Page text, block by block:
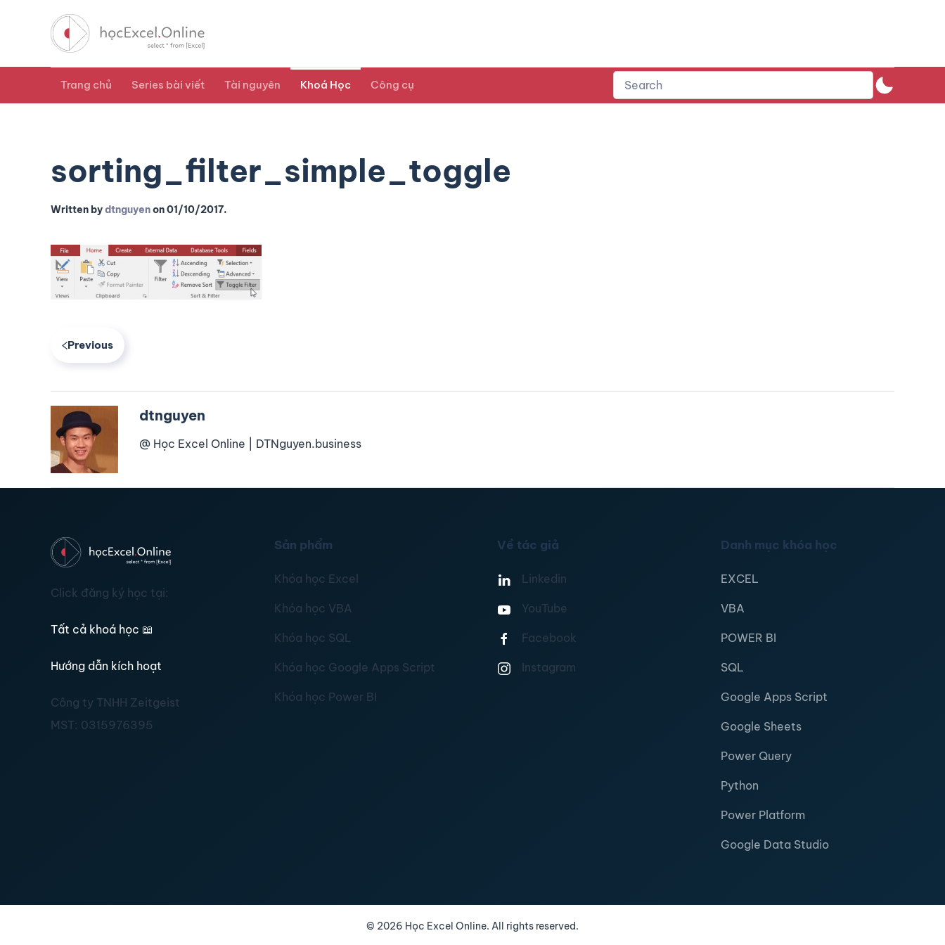
Trang chủ Series bài viết Tài nguyên Khoá Học Công cụ
sorting_filter_simple_toggle
Written bydtnguyenon01/10/2017.
Previous
dtnguyen
@ Học Excel Online | DTNguyen.business
Click đăng ký học tại:
Tất cả khoá học 📖
Hướng dẫn kích hoạt
Công ty TNHH Zeitgeist
MST: 0315976395
Sản phẩm
Khóa học Excel
Khóa học VBA
Khóa học SQL
Khóa học Google Apps Script
Khóa học Power BI
Về tác giả
Linkedin
YouTube
Facebook
Instagram
Danh mục khóa học
EXCEL
VBA
POWER BI
SQL
Google Apps Script
Google Sheets
Power Query
Python
Power Platform
Google Data Studio
© 2026 Học Excel Online. All rights reserved.